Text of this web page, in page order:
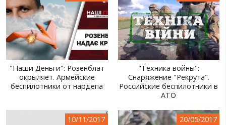
UKRSTREAM.TV
ВИДЕО СМИ
АМАТОРСКОЕ ВИДЕО
ХУДОЖЕСТВЕНЫЕ И ДОКУМЕНТАЛЬНЫЕ ПРОЕКТЫ
"Наши Деньги": Розенблат
окрыляет. Армейские
беспилотники от нардепа
"Техника войны":
Снаряжение "Рекрута".
Российские беспилотники в
АТО
10/11/2017 20/05/2017